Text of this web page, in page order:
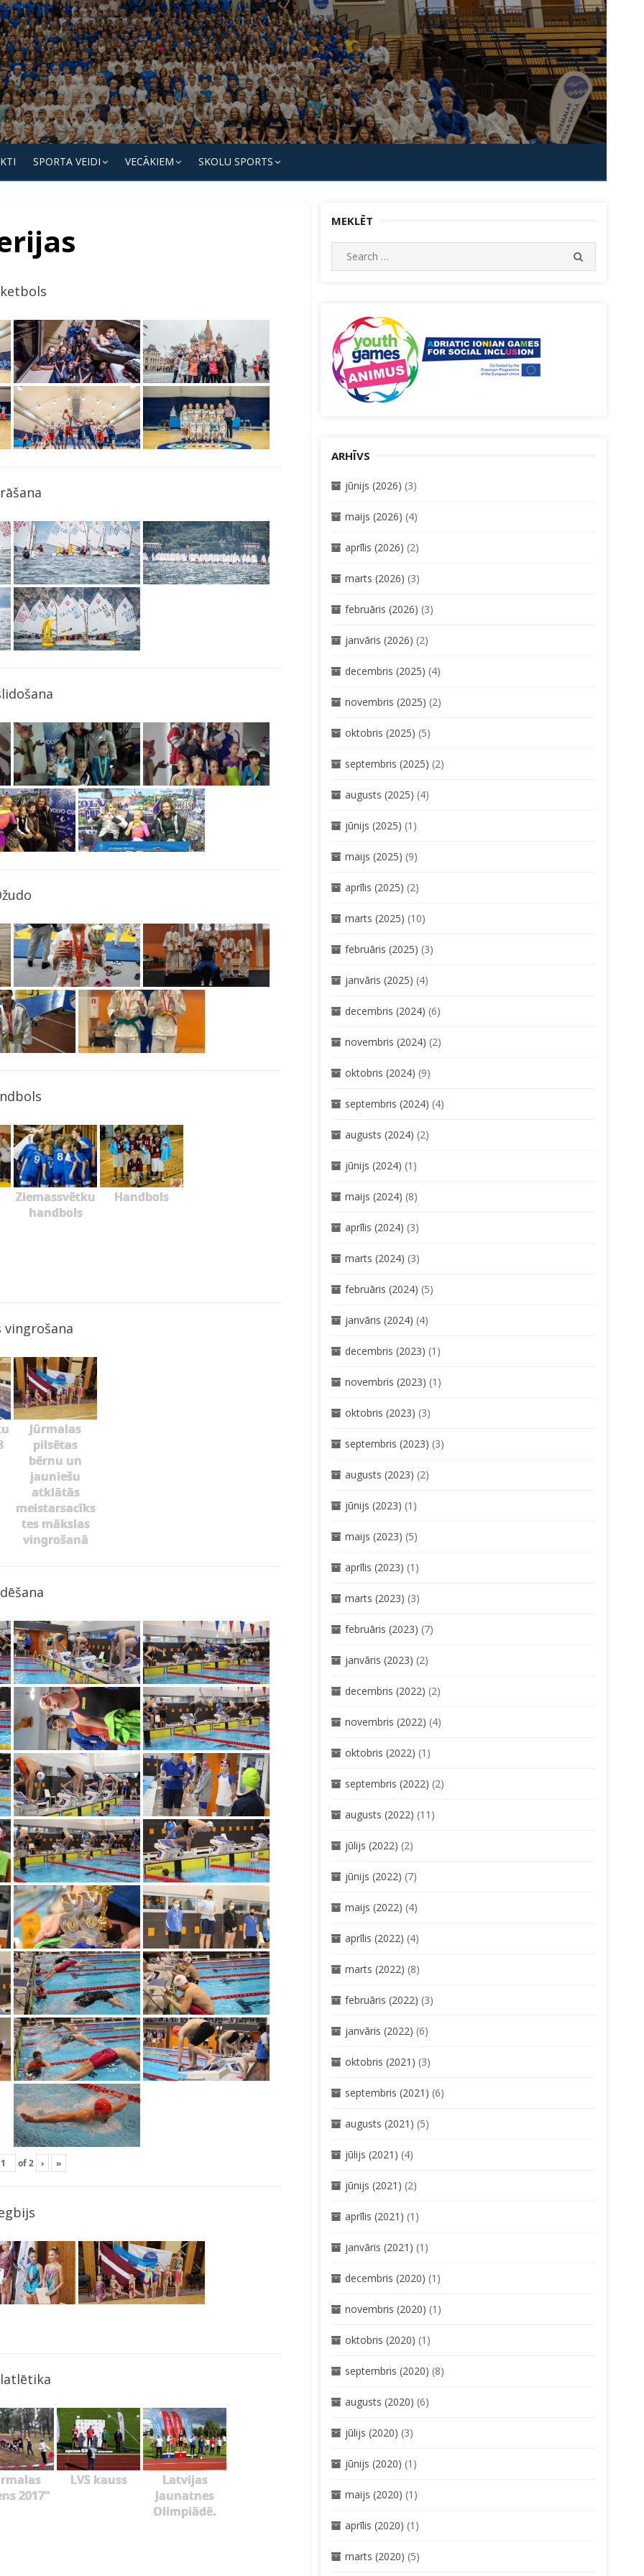
SPORTA VEIDI VECĀKIEM SKOLU SPORTS
Ziemassvētku
handbols
Handbols
vingrošana
Jūrmalas
pilsētas
bērnu un
jauniešu
atklātās
meistarsacīks
tes mākslas
vingrošanā
of2 › »
2017”
LVS kauss
Latvijas
Jaunatnes
Olimpiādē.
MEKLĒT
Search
for:
ARHĪVS
jūnijs (2026) (3)
maijs (2026) (4)
aprīlis (2026) (2)
marts (2026) (3)
februāris (2026) (3)
janvāris (2026) (2)
decembris (2025) (4)
novembris (2025) (2)
oktobris (2025) (5)
septembris (2025) (2)
augusts (2025) (4)
jūnijs (2025) (1)
maijs (2025) (9)
aprīlis (2025) (2)
marts (2025) (10)
februāris (2025) (3)
janvāris (2025) (4)
decembris (2024) (6)
novembris (2024) (2)
oktobris (2024) (9)
septembris (2024) (4)
augusts (2024) (2)
jūnijs (2024) (1)
maijs (2024) (8)
aprīlis (2024) (3)
marts (2024) (3)
februāris (2024) (5)
janvāris (2024) (4)
decembris (2023) (1)
novembris (2023) (1)
oktobris (2023) (3)
septembris (2023) (3)
augusts (2023) (2)
jūnijs (2023) (1)
maijs (2023) (5)
aprīlis (2023) (1)
marts (2023) (3)
februāris (2023) (7)
janvāris (2023) (2)
decembris (2022) (2)
novembris (2022) (4)
oktobris (2022) (1)
septembris (2022) (2)
augusts (2022) (11)
jūlijs (2022) (2)
jūnijs (2022) (7)
maijs (2022) (4)
aprīlis (2022) (4)
marts (2022) (8)
februāris (2022) (3)
janvāris (2022) (6)
oktobris (2021) (3)
septembris (2021) (6)
augusts (2021) (5)
jūlijs (2021) (4)
jūnijs (2021) (2)
aprīlis (2021) (1)
janvāris (2021) (1)
decembris (2020) (1)
novembris (2020) (1)
oktobris (2020) (1)
septembris (2020) (8)
augusts (2020) (6)
jūlijs (2020) (3)
jūnijs (2020) (1)
maijs (2020) (1)
aprīlis (2020) (1)
marts (2020) (5)